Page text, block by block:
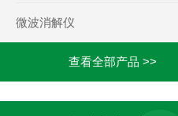
微波消解仪
查看全部产品 >>